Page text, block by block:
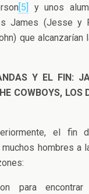
[5]
y unos
James (Jesse y
que alcanzarían
Y EL FIN:
COWBOYS, LOS
el fin
hombres a
para